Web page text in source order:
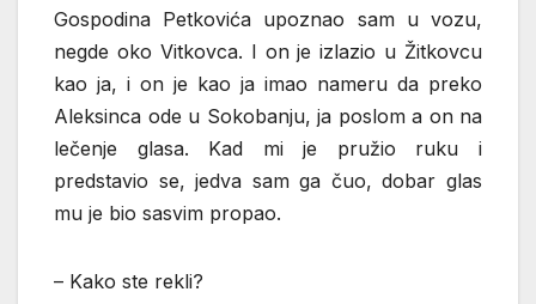
Gospodina Petkovića upoznao sam u vozu,
negde oko Vitkovca. I on je izlazio u Žitkovcu
kao ja, i on je kao ja imao nameru da preko
Aleksinca ode u Sokobanju, ja poslom a on na
lečenje glasa. Kad mi je pružio ruku i
predstavio se, jedva sam ga čuo, dobar glas
mu je bio sasvim propao.
– Kako ste rekli?